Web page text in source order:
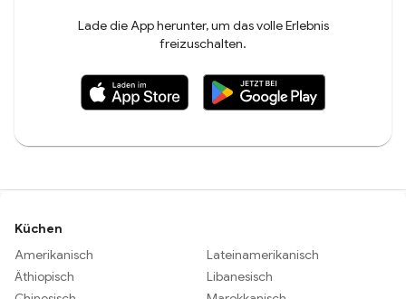
Lade die App herunter, um das volle Erlebnis
freizuschalten.
Küchen
Amerikanisch
Äthiopisch
Lateinamerikanisch
Libanesisch